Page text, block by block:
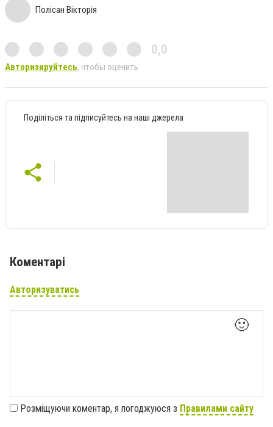
Полісан Вікторія
0,0
Авторизируйтесь, чтобы оценить
Поділіться та підписуйтесь на наші джерела
Коментарі
Авторизуватись
🙂
Розміщуючи коментар, я погоджуюся з Правилами сайту